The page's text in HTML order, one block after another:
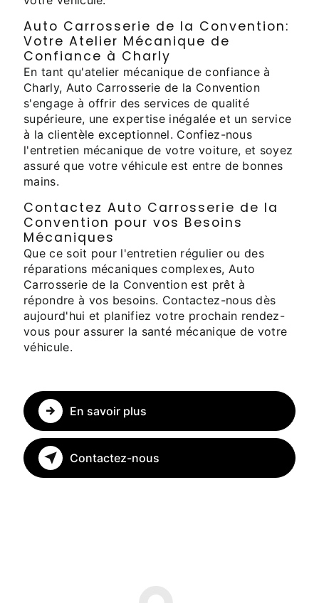
Auto Carrosserie de la Convention:
Votre Atelier Mécanique de
Confiance à Charly
En tant qu'atelier mécanique de confiance à
Charly, Auto Carrosserie de la Convention
s'engage à offrir des services de qualité
supérieure, une expertise inégalée et un service
à la clientèle exceptionnel. Confiez-nous
l'entretien mécanique de votre voiture, et soyez
assuré que votre véhicule est entre de bonnes
mains.
Contactez Auto Carrosserie de la
Convention pour vos Besoins
Mécaniques
Que ce soit pour l'entretien régulier ou des
réparations mécaniques complexes, Auto
Carrosserie de la Convention est prêt à
répondre à vos besoins. Contactez-nous dès
aujourd'hui et planifiez votre prochain rendez-
vous pour assurer la santé mécanique de votre
véhicule.
En savoir plus
Contactez-nous